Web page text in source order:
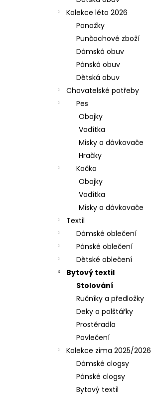
Kolekce léto 2026
Ponožky
Punčochové zboží
Dámská obuv
Pánská obuv
Dětská obuv
Chovatelské potřeby
Pes
Obojky
Vodítka
Misky a dávkovače
Hračky
Kočka
Obojky
Vodítka
Misky a dávkovače
Textil
Dámské oblečení
Pánské oblečení
Dětské oblečení
Bytový textil
Stolování
Ručníky a předložky
Deky a polštářky
Prostěradla
Povlečení
Kolekce zima 2025/2026
Dámské clogsy
Pánské clogsy
Bytový textil